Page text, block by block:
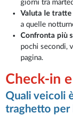
giorni tra
Valuta le tratte
a quelle
Confronta più
pochi secondi,
pagina.
Check-in
Quali veicoli
traghetto per